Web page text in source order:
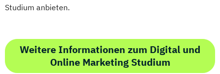
Studium anbieten.
Weitere Informationen zum Digital und
Online Marketing Studium